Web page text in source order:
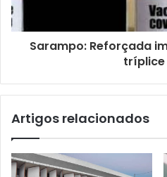
Sarampo: Reforçada
tríplice
Artigos relacionados